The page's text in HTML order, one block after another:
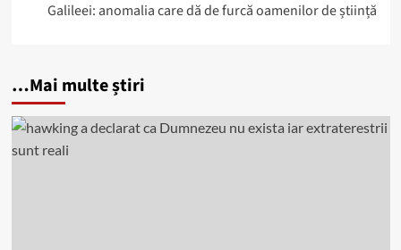
Galileei: anomalia care dă de furcă oamenilor de știință
…Mai multe știri